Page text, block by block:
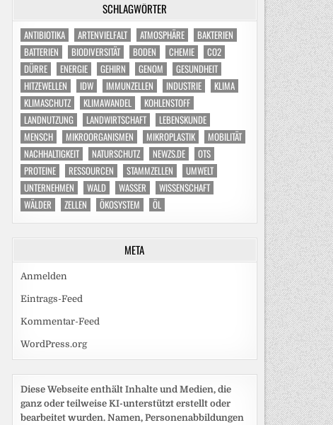
SCHLAGWÖRTER
ANTIBIOTIKA ARTENVIELFALT ATMOSPHÄRE
BAKTERIEN
BATTERIEN
BIODIVERSITÄT BODEN CHEMIE
CO2
DÜRRE
ENERGIE GEHIRN GENOM
GESUNDHEIT
HITZEWELLEN
IDW IMMUNZELLEN INDUSTRIE
KLIMA
KLIMASCHUTZ
KLIMAWANDEL
KOHLENSTOFF
LANDNUTZUNG
LANDWIRTSCHAFT
LEBENSKUNDE
MENSCH
MIKROORGANISMEN MIKROPLASTIK
MOBILITÄT
NACHHALTIGKEIT
NATURSCHUTZ NEWZS.DE
OTS
PROTEINE
RESSOURCEN STAMMZELLEN
UMWELT
UNTERNEHMEN
WALD WASSER
WISSENSCHAFT
WÄLDER
ZELLEN ÖKOSYSTEM ÖL
META
Anmelden
Eintrags-Feed
Kommentar-Feed
WordPress.org
Diese Webseite enthält Inhalte und Medien, die
ganz oder teilweise KI-unterstützt erstellt oder
bearbeitet wurden. Namen, Personenabbildungen